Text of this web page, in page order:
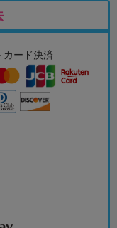
カード決済